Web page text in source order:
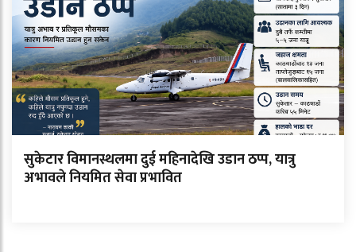
सुकेटार विमानस्थलमा दुई महिनादेखि उडान ठप्प, यात्रु
अभावले नियमित सेवा प्रभावित